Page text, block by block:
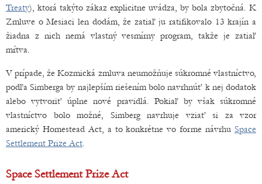
Treaty), ktorá takýto zákaz explicitne uvádza, by bola zbytočná. K
Zmluve o Mesiaci len dodám, že zatiaľ ju ratifikovalo 13 krajín a
žiadna z nich nemá vlastný vesmírny program, takže je zatiaľ
mŕtva.
V prípade, že Kozmická zmluva neumožňuje súkromné vlastníctvo,
podľa Simberga by najlepším riešením bolo navrhnúť k nej dodatok
alebo vytvoriť úplne nové pravidlá. Pokiaľ by však súkromné
vlastníctvo bolo možné, Simberg navrhuje vziať si za vzor
americký Homestead Act, a to konkrétne vo forme návrhu Space
Settlement Prize Act.
Space Settlement Prize Act